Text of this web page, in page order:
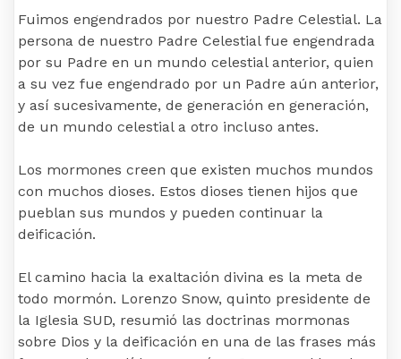
Fuimos engendrados por nuestro Padre Celestial. La
persona de nuestro Padre Celestial fue engendrada
por su Padre en un mundo celestial anterior, quien
a su vez fue engendrado por un Padre aún anterior,
y así sucesivamente, de generación en generación,
de un mundo celestial a otro incluso antes.
Los mormones creen que existen muchos mundos
con muchos dioses. Estos dioses tienen hijos que
pueblan sus mundos y pueden continuar la
deificación.
El camino hacia la exaltación divina es la meta de
todo mormón. Lorenzo Snow, quinto presidente de
la Iglesia SUD, resumió las doctrinas mormonas
sobre Dios y la deificación en una de las frases más